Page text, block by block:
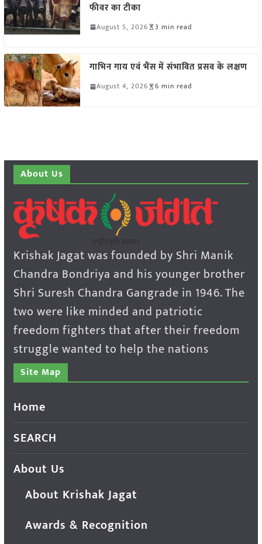
फीवर का टीका
August 5, 2026 3 min read
गाभिन गाय एवं भैंस में संभावित प्रसव के लक्षण
August 4, 2026 6 min read
About Us
Krishak Jagat was founded by Shri Manik
Chandra Bondriya and his younger brother
Shri Suresh Chandra Gangrade in 1946. The
two were like minded and patriotic
freedom fighters that after their freedom
struggle wanted to help the nations
Site Map
Home
SEARCH
About Us
About Krishak Jagat
Awards & Recognition